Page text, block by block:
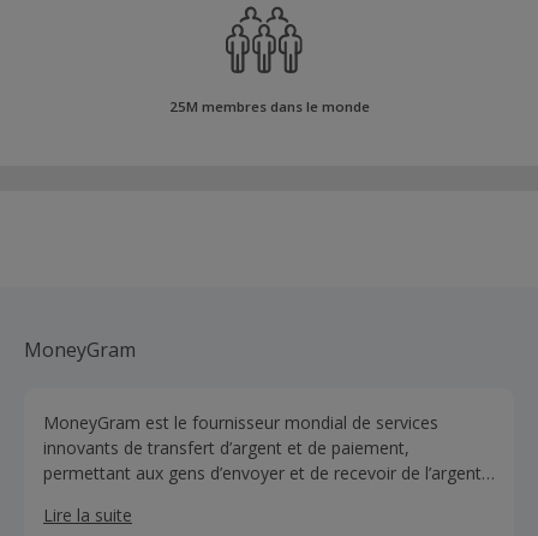
25M membres dans le monde
MoneyGram
MoneyGram est le fournisseur mondial de services
innovants de transfert d’argent et de paiement,
permettant aux gens d’envoyer et de recevoir de l’argent
et les éléments essentiels. Le service est disponible dans
Lire la suite